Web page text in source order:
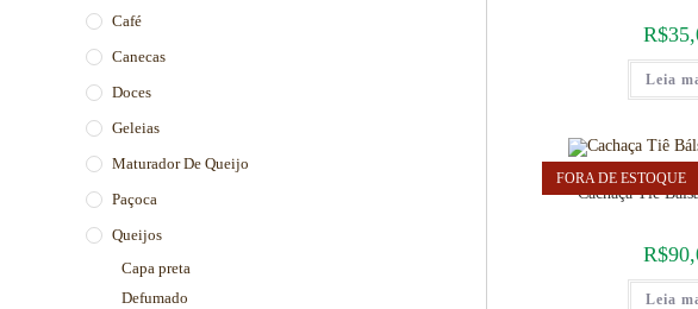
R$
Leia
FORA DE ESTOQUE
Cachaça Tiê
R$
Leia
Café
Canecas
Doces
Geleias
Maturador De Queijo
Paçoca
Queijos
Capa preta
Defumado